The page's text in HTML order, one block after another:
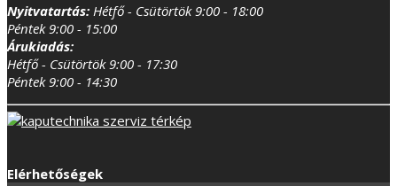
Nyitvatartás: Hétfő - Csütörtök 9:00 - 18:00
Péntek 9:00 - 15:00
Árukiadás:
Hétfő - Csütörtök 9:00 - 17:30
Péntek 9:00 - 14:30
Elérhetőségek